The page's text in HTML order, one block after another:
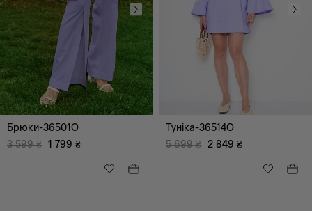
Брюки-36501O
3 599 ₴ 1 799 ₴
Туніка-36514O
5 699 ₴ 2 849 ₴